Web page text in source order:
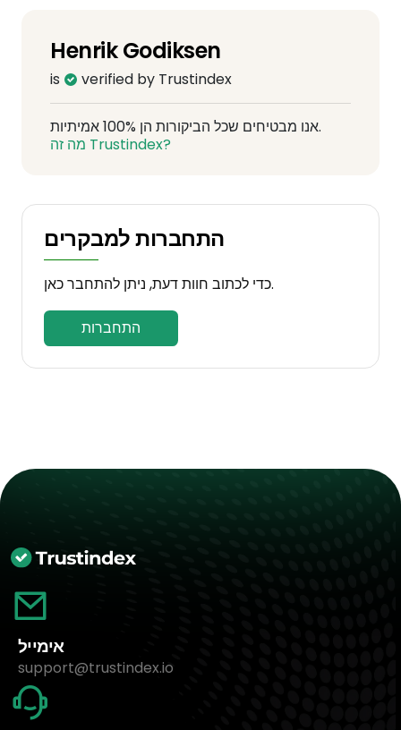
Henrik Godiksen
is verified by Trustindex
אנו מבטיחים שכל הביקורות הן 100% אמיתיות.
מה זה Trustindex?
התחברות למבקרים
כדי לכתוב חוות דעת, ניתן להתחבר כאן.
התחברות
אימייל
support@trustindex.io